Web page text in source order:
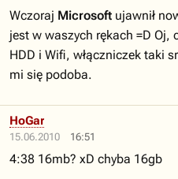
Wczoraj Microsoft ujawnił
jest w waszych rękach =D
HDD i Wifi, włączniczek taki
mi się podoba.
15.06.2010 16:51
HoGar
4:38 16mb? xD chyba 16gb